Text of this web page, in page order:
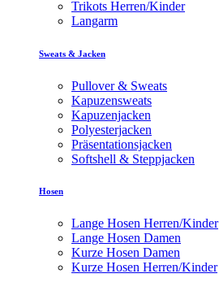
Trikots Herren/Kinder
Langarm
Sweats & Jacken
Pullover & Sweats
Kapuzensweats
Kapuzenjacken
Polyesterjacken
Präsentationsjacken
Softshell & Steppjacken
Hosen
Lange Hosen Herren/Kinder
Lange Hosen Damen
Kurze Hosen Damen
Kurze Hosen Herren/Kinder